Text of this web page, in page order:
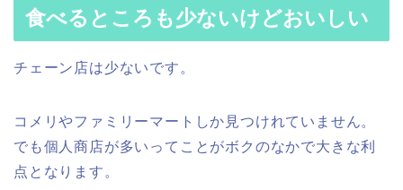
食べるところも少ないけどおいしい
チェーン店は少ないです。
コメリやファミリーマートしか見つけれていません。
でも個人商店が多いってことがボクのなかで大きな利
点となります。